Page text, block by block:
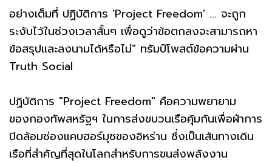
อย่างเต็มที่ ปฏิบัติการ 'Project Freedom' ... จะถูก
ระงับไว้ในช่วงเวลาสั้นๆ เพื่อดูว่าข้อตกลงจะสามารถหา
ข้อสรุปและลงนามได้หรือไม่" ทรัมป์โพสต์ข้อความผ่าน
Truth Social
ปฏิบัติการ "Project Freedom" คือความพยายาม
ของกองทัพสหรัฐฯ ในการส่งขบวนเรือคุ้มกันเพื่อฝ่าการ
ปิดล้อมช่องแคบฮอร์มุซของอิหร่าน ซึ่งเป็นเส้นทางเดิน
เรือที่สำคัญที่สุดในโลกสำหรับการขนส่งพลังงาน